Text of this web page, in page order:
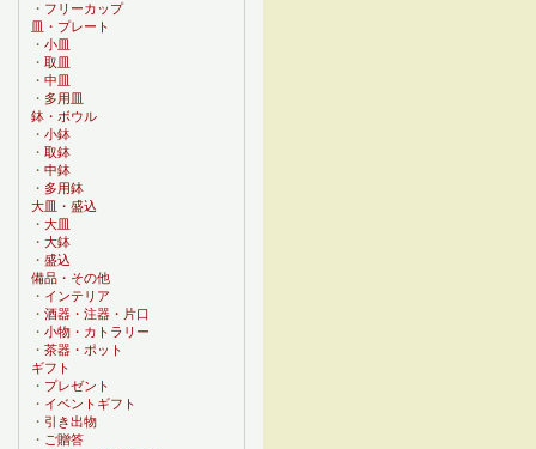
・ フリーカップ
皿・プレート
・ 小皿
・ 取皿
・ 中皿
・ 多用皿
鉢・ボウル
・ 小鉢
・ 取鉢
・ 中鉢
・ 多用鉢
大皿・盛込
・ 大皿
・ 大鉢
・ 盛込
備品・その他
・ インテリア
・ 酒器・注器・片口
・ 小物・カトラリー
・ 茶器・ポット
ギフト
・ プレゼント
・ イベントギフト
・ 引き出物
・ ご贈答